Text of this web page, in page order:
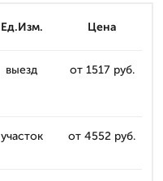
Ед.Изм. Цена
выезд от 1517 руб.
участок от 4552 руб.